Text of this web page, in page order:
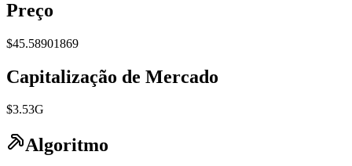
Preço
$45.58901869
Capitalização de Mercado
$3.53G
Algoritmo